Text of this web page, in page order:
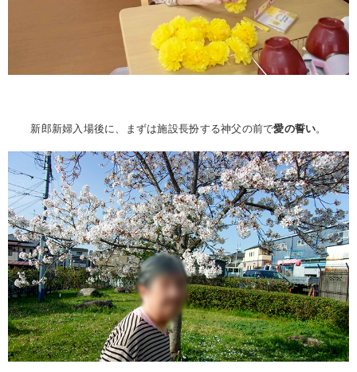
新郎新婦入場後に、まずは施設長扮する神父の前で愛の誓い。